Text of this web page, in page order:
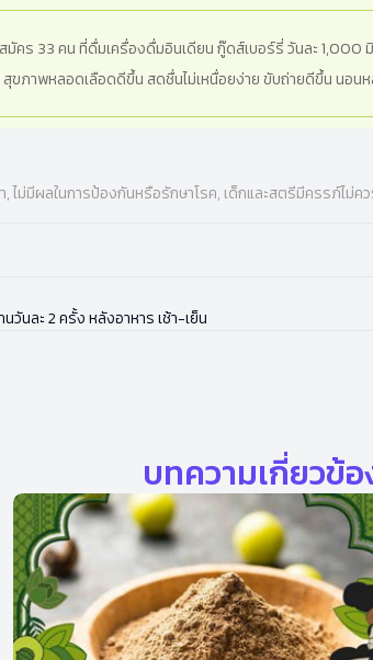
มัคร 33 คน ที่ดื่มเครื่องดื่มอินเดียน กู๊ดส์เบอร์รี่ วันละ 1,000
สุขภาพหลอดเลือดดีขึ้น สดชื่นไม่เหนื่อยง่าย ขับถ่ายดีขึ้น นอน
ไม่มีผลในการป้องกันหรือรักษาโรค, เด็กและสตรีมีครรภ์ไม่ค
วันละ 2 ครั้ง หลังอาหาร เช้า-เย็น
บทความเกี่ยวข้อ